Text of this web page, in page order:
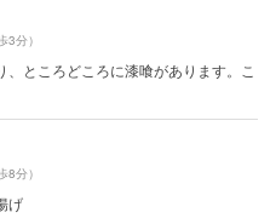
3分）
、ところどころに漆喰があります。こ
8分）
げ